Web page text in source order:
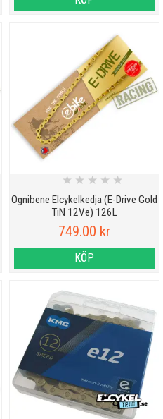
Ognibene Elcykelkedja (E-Drive Gold
TiN 12Ve) 126L
★ ★ ★ ★ ★
749.00 kr
KÖP